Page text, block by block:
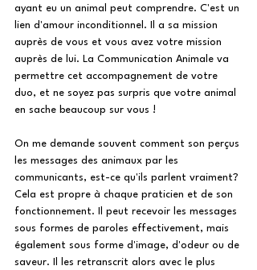
ayant eu un animal peut comprendre. C'est un
lien d'amour inconditionnel. Il a sa mission
auprès de vous et vous avez votre mission
auprès de lui. La Communication Animale va
permettre cet accompagnement de votre
duo, et ne soyez pas surpris que votre animal
en sache beaucoup sur vous !
On me demande souvent comment son perçus
les messages des animaux par les
communicants, est-ce qu'ils parlent vraiment?
Cela est propre à chaque praticien et de son
fonctionnement. Il peut recevoir les messages
sous formes de paroles effectivement, mais
également sous forme d'image, d'odeur ou de
saveur. Il les retranscrit alors avec le plus